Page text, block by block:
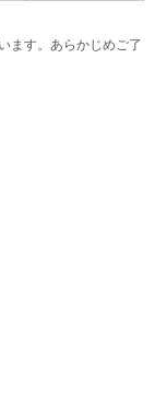
ます。あらかじめご了